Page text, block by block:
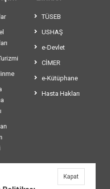
TÜSEB
USHAŞ
e-Devlet
CİMER
e-Kütüphane
Hasta Hakları
Kapat